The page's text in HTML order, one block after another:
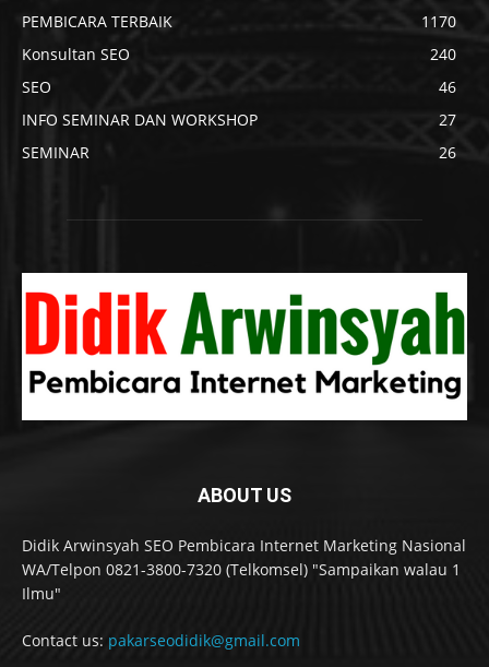
PEMBICARA TERBAIK
1170
Konsultan SEO
240
SEO
46
INFO SEMINAR DAN WORKSHOP
27
SEMINAR
26
ABOUT US
Didik Arwinsyah SEO Pembicara Internet Marketing Nasional
WA/Telpon 0821-3800-7320 (Telkomsel) "Sampaikan walau 1
Ilmu"
Contact us: pakarseodidik@gmail.com